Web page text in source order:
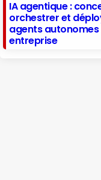
IA agentique :
orchestrer et
agents autonomes
entreprise